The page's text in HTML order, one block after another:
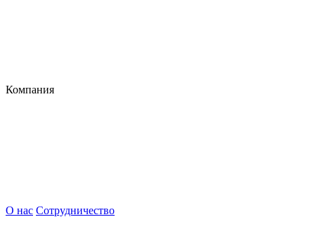
Компания
О нас Сотрудничество